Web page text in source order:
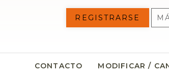
REGISTRARSE
CONTACTO MODIFICAR /